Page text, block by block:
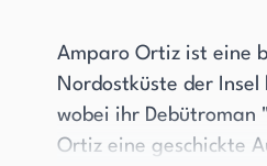
Amparo Ortiz ist eine
Nordostküste der
wobei ihr Debütroman
Ortiz eine geschickte